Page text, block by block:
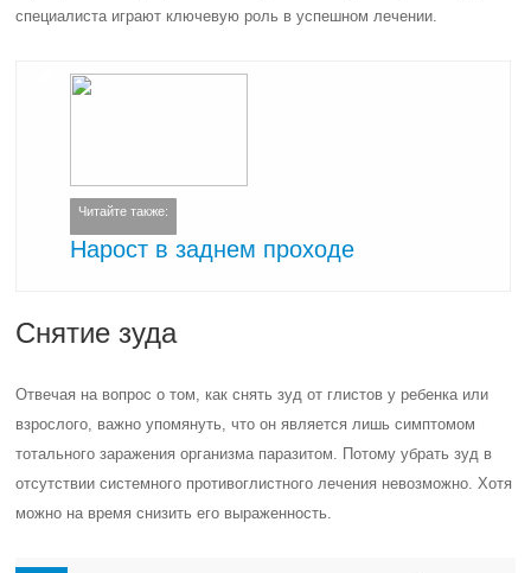
специалиста играют ключевую роль в успешном лечении.
Читайте также:
Нарост в заднем проходе
Снятие зуда
Отвечая на вопрос о том, как снять зуд от глистов у ребенка или
взрослого, важно упомянуть, что он является лишь симптомом
тотального заражения организма паразитом. Потому убрать зуд в
отсутствии системного противоглистного лечения невозможно. Хотя
можно на время снизить его выраженность.